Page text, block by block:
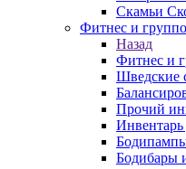
Скамьи
Фитнес и
Назад
Фитнес и
Шведские
Прочий
Инвентарь
Бодибары